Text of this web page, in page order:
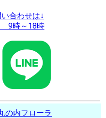
合わせは↓
9時～18時
の内フローラ